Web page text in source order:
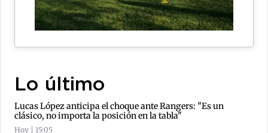
Lo último
Lucas López anticipa el choque ante Rangers: "Es un
clásico, no importa la posición en la tabla"
Hoy | 15:05